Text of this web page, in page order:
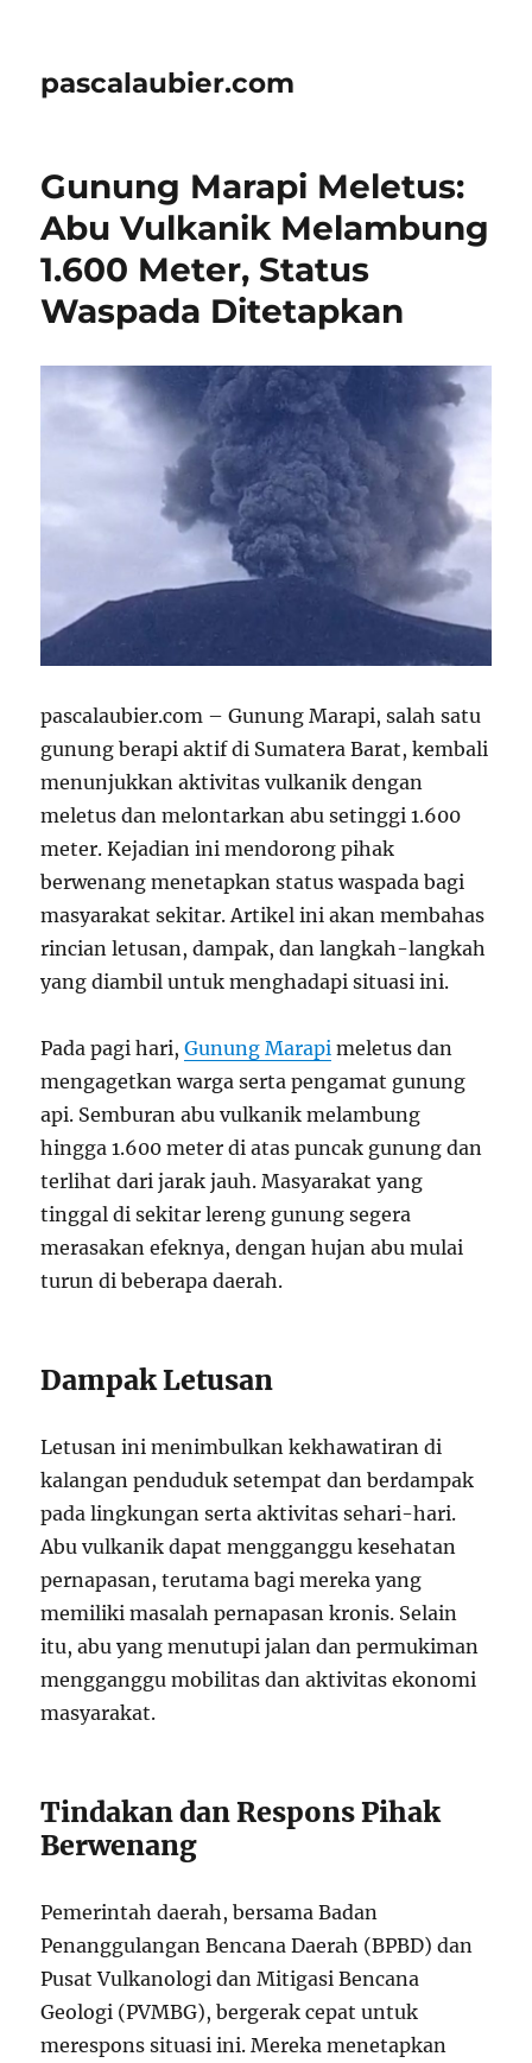
pascalaubier.com
Gunung Marapi Meletus:
Abu Vulkanik Melambung
1.600 Meter, Status
Waspada Ditetapkan
pascalaubier.com – Gunung Marapi, salah satu
gunung berapi aktif di Sumatera Barat, kembali
menunjukkan aktivitas vulkanik dengan
meletus dan melontarkan abu setinggi 1.600
meter. Kejadian ini mendorong pihak
berwenang menetapkan status waspada bagi
masyarakat sekitar. Artikel ini akan membahas
rincian letusan, dampak, dan langkah-langkah
yang diambil untuk menghadapi situasi ini.
Pada pagi hari,Gunung Marapi meletus dan
mengagetkan warga serta pengamat gunung
api. Semburan abu vulkanik melambung
hingga 1.600 meter di atas puncak gunung dan
terlihat dari jarak jauh. Masyarakat yang
tinggal di sekitar lereng gunung segera
merasakan efeknya, dengan hujan abu mulai
turun di beberapa daerah.
Dampak Letusan
Letusan ini menimbulkan kekhawatiran di
kalangan penduduk setempat dan berdampak
pada lingkungan serta aktivitas sehari-hari.
Abu vulkanik dapat mengganggu kesehatan
pernapasan, terutama bagi mereka yang
memiliki masalah pernapasan kronis. Selain
itu, abu yang menutupi jalan dan permukiman
mengganggu mobilitas dan aktivitas ekonomi
masyarakat.
Tindakan dan Respons Pihak
Berwenang
Pemerintah daerah, bersama Badan
Penanggulangan Bencana Daerah (BPBD) dan
Pusat Vulkanologi dan Mitigasi Bencana
Geologi (PVMBG), bergerak cepat untuk
merespons situasi ini. Mereka menetapkan